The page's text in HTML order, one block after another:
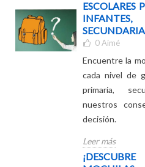
Leer más
LAS
ESCOLARES
INFANTES,
SECUNDARIA
0 Aimé
Encuentre la
cada nivel de
primaria,
nuestros
decisión.